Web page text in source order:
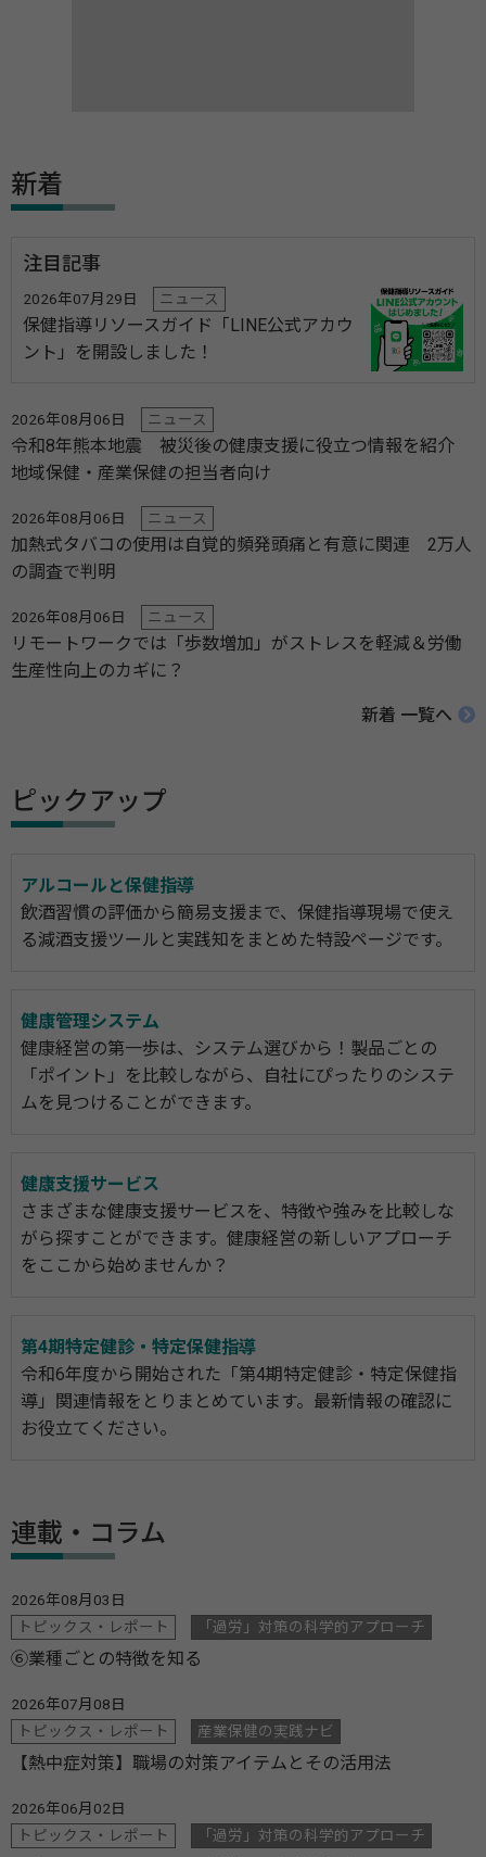
新着
注目記事
2026年07月29日 ニュース
保健指導リソースガイド「LINE公式アカウ
ント」を開設しました！
2026年08月06日 ニュース
令和8年熊本地震 被災後の健康支援に役立つ情報を紹介
地域保健・産業保健の担当者向け
2026年08月06日 ニュース
加熱式タバコの使用は自覚的頻発頭痛と有意に関連 2万人
の調査で判明
2026年08月06日 ニュース
リモートワークでは「歩数増加」がストレスを軽減＆労働
生産性向上のカギに？
新着 一覧へ
ピックアップ
アルコールと保健指導
飲酒習慣の評価から簡易支援まで、保健指導現場で使え
る減酒支援ツールと実践知をまとめた特設ページです。
健康管理システム
健康経営の第一歩は、システム選びから！製品ごとの
「ポイント」を比較しながら、自社にぴったりのシステ
ムを見つけることができます。
健康支援サービス
さまざまな健康支援サービスを、特徴や強みを比較しな
がら探すことができます。健康経営の新しいアプローチ
をここから始めませんか？
第4期特定健診・特定保健指導
令和6年度から開始された「第4期特定健診・特定保健指
導」関連情報をとりまとめています。最新情報の確認に
お役立てください。
連載・コラム
2026年08月03日
トピックス・レポート
「過労」対策の科学的アプローチ
⑥業種ごとの特徴を知る
2026年07月08日
トピックス・レポート
産業保健の実践ナビ
【熱中症対策】職場の対策アイテムとその活用法
2026年06月02日
トピックス・レポート
「過労」対策の科学的アプローチ